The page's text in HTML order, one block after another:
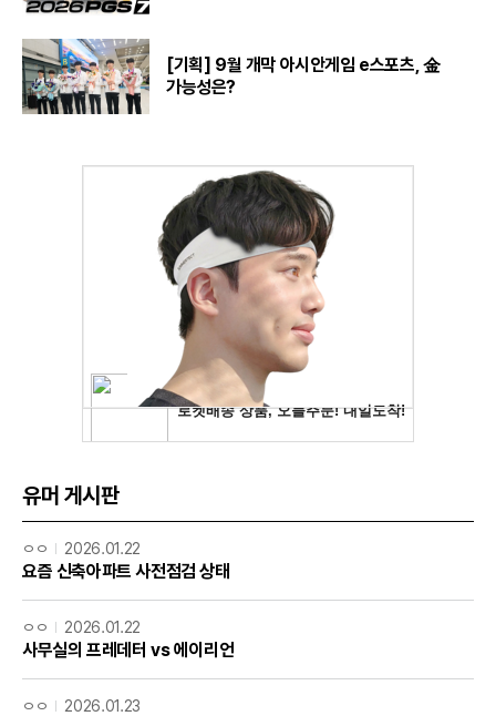
[기획] 9월 개막 아시안게임 e스포츠, 金
가능성은?
유머 게시판
ㅇㅇ 2026.01.22
요즘 신축아파트 사전점검 상태
ㅇㅇ 2026.01.22
사무실의 프레데터 vs 에이리언
ㅇㅇ 2026.01.23